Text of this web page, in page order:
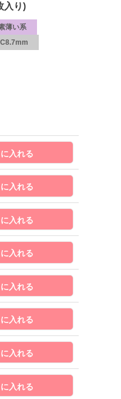
入り)
薄い系
入れる
入れる
入れる
入れる
入れる
入れる
入れる
入れる